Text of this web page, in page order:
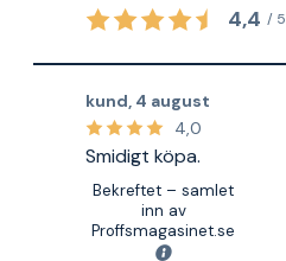
4,4 / 5
kund, 4 august
4,0
Smidigt köpa.
Bekreftet – samlet
inn av
Proffsmagasinet.se